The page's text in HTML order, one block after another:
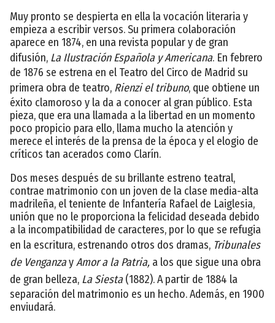
Muy pronto se despierta en ella la vocación literaria y
empieza a escribir versos. Su primera colaboración
aparece en 1874, en una revista popular y de gran
difusión, La Ilustración Española y Americana. En febrero
de 1876 se estrena en el Teatro del Circo de Madrid su
primera obra de teatro, Rienzi el tribuno, que obtiene un
éxito clamoroso y la da a conocer al gran público. Esta
pieza, que era una llamada a la libertad en un momento
poco propicio para ello, llama mucho la atención y
merece el interés de la prensa de la época y el elogio de
críticos tan acerados como Clarín.
Dos meses después de su brillante estreno teatral,
contrae matrimonio con un joven de la clase media-alta
madrileña, el teniente de Infantería Rafael de Laiglesia,
unión que no le proporciona la felicidad deseada debido
a la incompatibilidad de caracteres, por lo que se refugia
en la escritura, estrenando otros dos dramas, Tribunales
de VenganzayAmor a la Patria, a los que sigue una obra
de gran belleza, La Siesta (1882). A partir de 1884 la
separación del matrimonio es un hecho. Además, en 1900
enviudará.